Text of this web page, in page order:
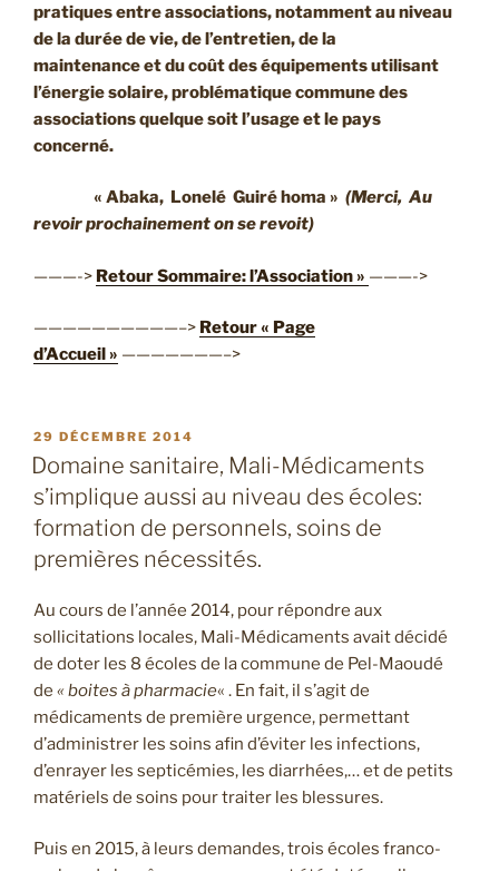
pratiques entre associations, notamment au niveau
de la durée de vie, de l’entretien, de la
maintenance et du coût des équipements utilisant
l’énergie solaire, problématique commune des
associations quelque soit l’usage et le pays
concerné.
« Abaka, Lonelé Guiré homa » (Merci, Au
revoir prochainement on se revoit)
———-> Retour Sommaire: l’Association » ———->
——————————–> Retour « Page
d’Accueil » ———————–>
PUBLIÉ
LE
29 DÉCEMBRE 2014
Domaine sanitaire, Mali-Médicaments
s’implique aussi au niveau des écoles:
formation de personnels, soins de
premières nécessités.
Au cours de l’année 2014, pour répondre aux
sollicitations locales, Mali-Médicaments avait décidé
de doter les 8 écoles de la commune de Pel-Maoudé
de « boites à pharmacie« . En fait, il s’agit de
médicaments de première urgence, permettant
d’administrer les soins afin d’éviter les infections,
d’enrayer les septicémies, les diarrhées,… et de petits
matériels de soins pour traiter les blessures.
Puis en 2015, à leurs demandes, trois écoles franco-